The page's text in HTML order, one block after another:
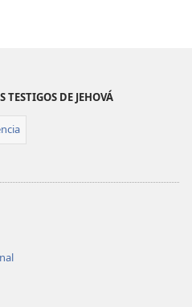
DE JEHOVÁ